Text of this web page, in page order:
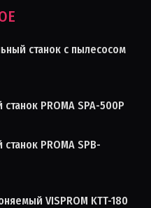
станок с пылесосом
PROMA SPA-500P
PROMA SPB-
VISPROM KTT-180